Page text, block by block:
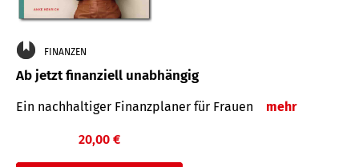
FINANZEN
Ab jetzt finanziell unabhängig
Ein nachhaltiger Finanzplaner für Frauen mehr
20,00 €